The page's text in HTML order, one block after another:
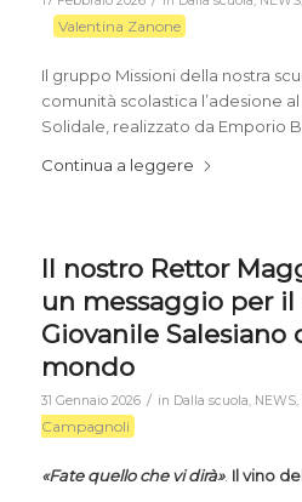
Valentina Zanone
Il gruppo Missioni della nostra
comunità scolastica l’adesione
Solidale, realizzato da Emporio
Continua a leggere
Il nostro Rettor
un messaggio per
Giovanile
mondo
31 Gennaio 2026 / in Dalla scuola, NEWS,
Campagnoli
«Fate quello che vi dirà». Il vino